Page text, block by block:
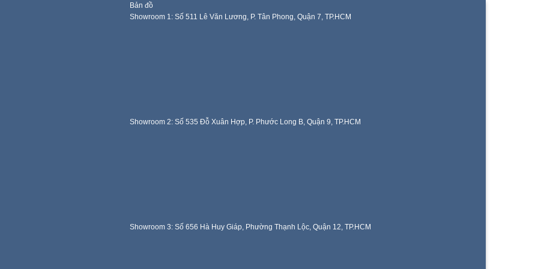
Bản đồ
Showroom 1: Số 511 Lê Văn Lương, P. Tân Phong, Quận 7, TP.HCM
Showroom 2: Số 535 Đỗ Xuân Hợp, P. Phước Long B, Quận 9, TP.HCM
Showroom 3: Số 656 Hà Huy Giáp, Phường Thạnh Lộc, Quận 12, TP.HCM